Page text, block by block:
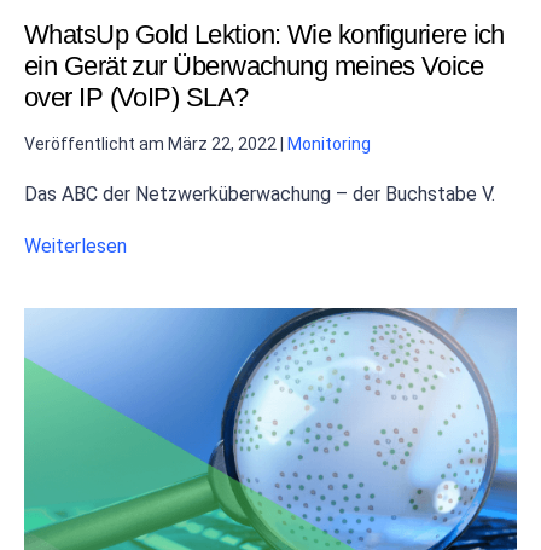
WhatsUp Gold Lektion: Wie konfiguriere ich
ein Gerät zur Überwachung meines Voice
over IP (VoIP) SLA?
Veröffentlicht am März 22, 2022 Monitoring
Das ABC der Netzwerküberwachung – der Buchstabe V.
Weiterlesen